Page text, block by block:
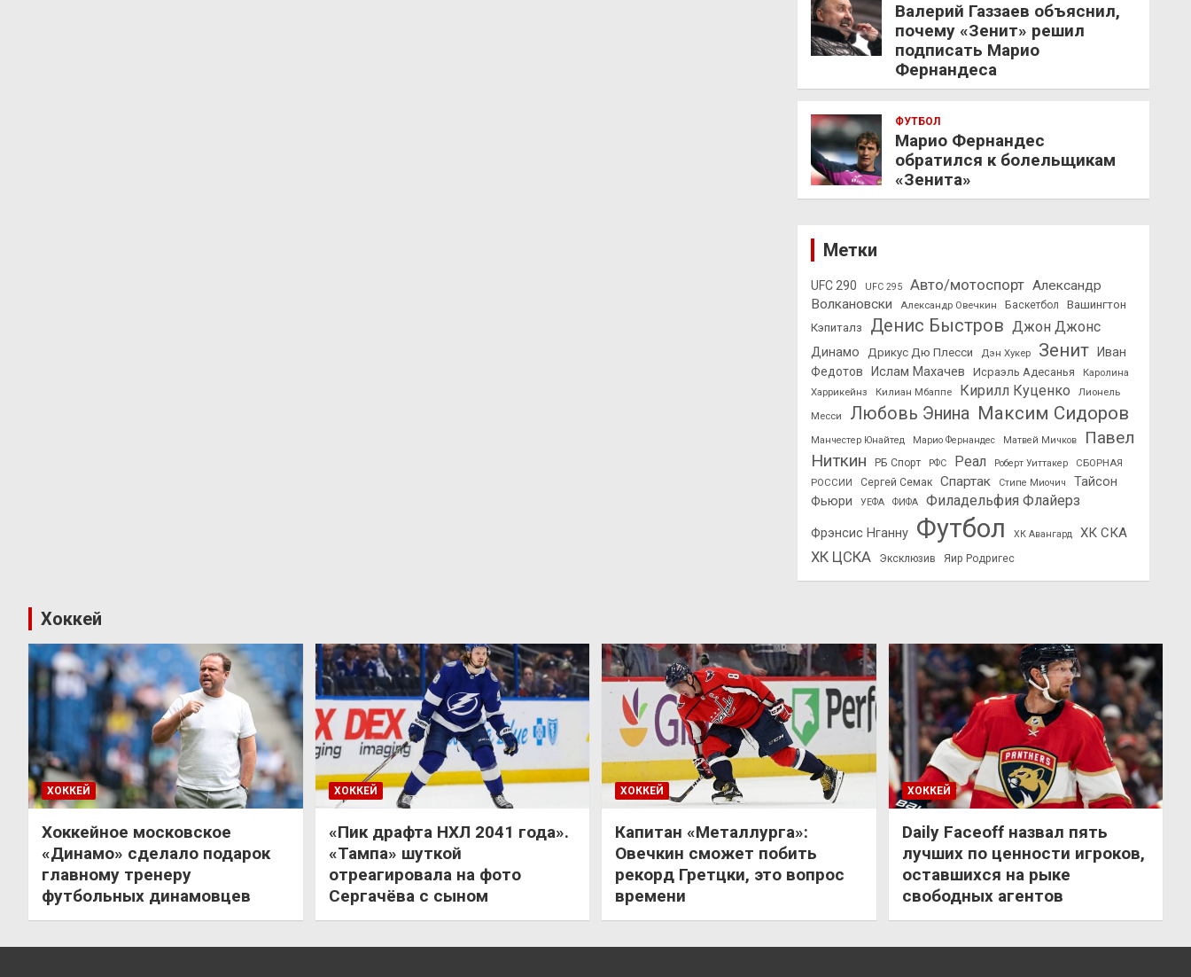
Валерий Газзаев объяснил,
почему «Зенит» решил
подписать Марио
Фернандеса
ФУТБОЛ
Марио Фернандес
обратился к болельщикам
«Зенита»
Метки
UFC 290 UFC 295 Авто/мотоспорт Александр
Волкановски
Александр Овечкин Баскетбол
Вашингтон
Кэпиталз
Денис Быстров Джон Джонс
Динамо Дрикус Дю Плесси Дэн Хукер Зенит
Иван
Федотов
Ислам Махачев Исраэль Адесанья
Каролина
Харрикейнз
Килиан Мбаппе Кирилл Куценко
Лионель
Месси
Любовь Энина Максим Сидоров
Манчестер Юнайтед Марио Фернандес Матвей Мичков
Павел
Ниткин
РБ Спорт РФС Реал Роберт Уиттакер
СБОРНАЯ
РОССИИ
Сергей Семак Спартак Стипе Миочич
Тайсон
Фьюри
УЕФА ФИФА Филадельфия Флайерз
Фрэнсис Нганну Футбол ХК Авангард ХК СКА
ХК ЦСКА Эксклюзив Яир Родригес
Хоккей
ХОККЕЙ
Хоккейное московское
«Динамо» сделало подарок
главному тренеру
футбольных динамовцев
ХОККЕЙ
«Пик драфта НХЛ 2041 года».
«Тампа» шуткой
отреагировала на фото
Сергачёва с сыном
ХОККЕЙ
Капитан «Металлурга»:
Овечкин сможет побить
рекорд Гретцки, это вопрос
времени
ХОККЕЙ
Daily Faceoff назвал пять
лучших по ценности игроков,
оставшихся на рыке
свободных агентов